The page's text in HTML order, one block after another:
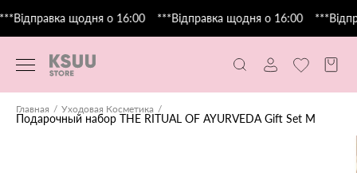
щодня о 16:00 ***Відправка щодня о 16:00
Главная Уходовая Косметика
Подарочный набор THE RITUAL OF AYURVEDA Gift Set М